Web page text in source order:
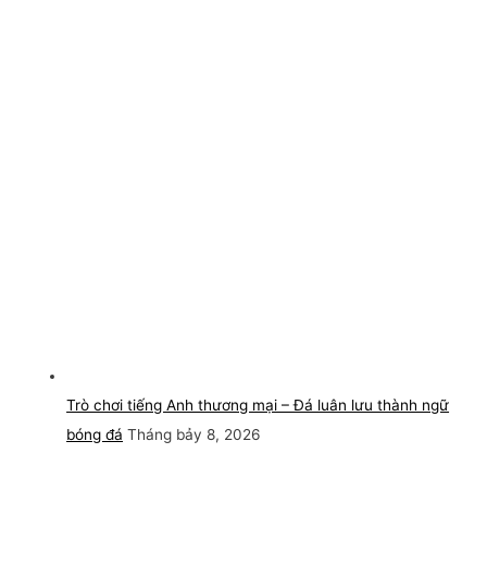
Trò chơi tiếng Anh thương mại – Đá luân lưu thành ngữ
bóng đá Tháng bảy 8, 2026